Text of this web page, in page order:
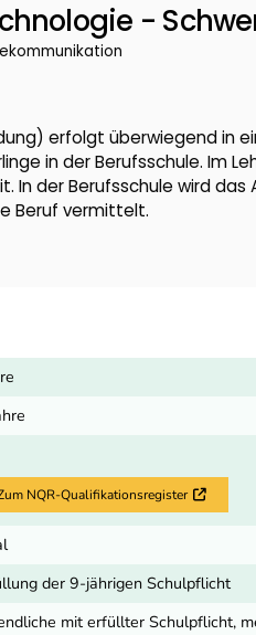
-
erfolgt überwiegend in
in der Berufsschule. Im
In der Berufsschule wird
Beruf vermittelt.
NQR-Qualifikationsregister
der 9-jährigen Schulpflicht
mit erfüllter Schulpflicht,